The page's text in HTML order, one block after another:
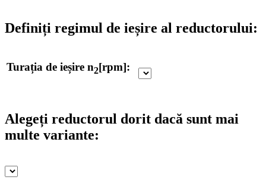
Definiți regimul de ieșire al reductorului:
Turația de ieșire n2[rpm]:
Alegeți reductorul dorit dacă sunt mai
multe variante: